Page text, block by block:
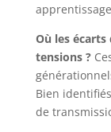
Où les
tensions ?
Bien
de